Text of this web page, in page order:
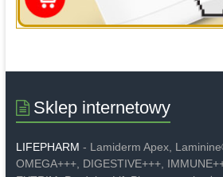
Sklep internetowy
LIFEPHARM - Lamiderm Apex,
OMEGA+++, DIGESTIVE+++,